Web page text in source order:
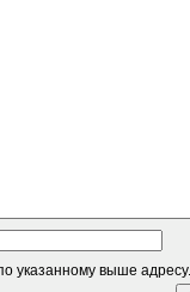
указанному выше адресу.